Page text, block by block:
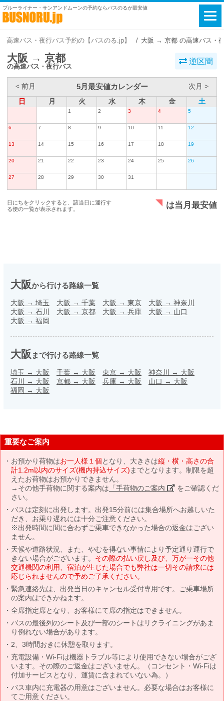
ブルーライナー・サンアンドムーンの予約ならバスのるが最安値
高速バス・夜行バス予約の【バスのる.jp】 大阪 → 京都 の高速バス・
大阪 → 京都
の高速バス・夜行バス
逆区間
< 前月 5月最安値カレンダー
次月 >
日
月 火 水 木 金 土
1 2 3 4 5
6 7 8 9 10 11 12
13 14 15 16 17 18 19
20 21 22 23 24 25 26
27 28 29 30 31
日にちをクリックすると、該当日に運行す
る便の一覧が表示されます。
は当月最安値
大阪から行ける路線一覧
大阪 → 埼玉 大阪 → 千葉 大阪 → 東京 大阪 → 神奈川
大阪 → 石川 大阪 → 京都 大阪 → 兵庫 大阪 → 山口
大阪 → 福岡
大阪 まで行ける路線一覧
埼玉 → 大阪 千葉 → 大阪 東京 → 大阪 神奈川 → 大阪
石川 → 大阪 京都 → 大阪 兵庫 → 大阪 山口 → 大阪
福岡 → 大阪
重要なご案内
お預かり荷物はお一人様１個となり、大きさは縦・横・高さの合
計1.2m以内のサイズ(機内持込サイズ) までとなります。制限を超
えたお荷物はお預かりできません。
→その他手荷物に関する案内は 「手荷物のご案内」 をご確認くだ
さい。
バスは定刻に出発します。出発15分前には集合場所へお越しいた
だき、お乗り遅れには十分ご注意ください。
※出発時間に間に合わずご乗車できなかった場合の返金はござい
ません。
天候や道路状況、また、やむを得ない事情により予定通り運行で
きない場合がございます。 その際の払い戻し及び、万が一その他
交通機関の利用、宿泊が生じた場合でも弊社は一切その請求には
応じられませんので予めご了承ください。
緊急連絡先は、出発当日のキャンセル受付専用です。ご乗車場所
の案内はできかねます。
全席指定席となり、お客様にて席の指定はできません。
バスの最後列のシート及び一部のシートはリクライニングがあま
り倒れない場合があります。
2、3時間おきに休憩を取ります。
充電設備・Wi-Fiは機器トラブル等により使用できない場合がござ
います。その際のご返金はございません。（コンセント・Wi-Fiは
付加サービスとなり、運賃に含まれていない為。）
バス車内に充電器の用意はございません。必要な場合はお客様に
てご用意ください。